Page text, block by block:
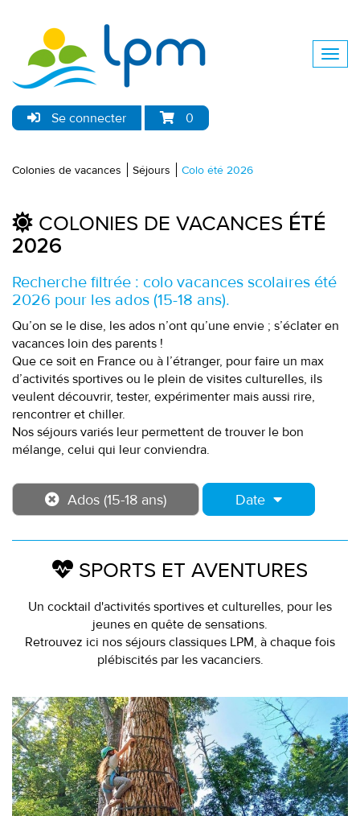
Se connecter 0
Colonies de vacances Séjours Colo été 2026
COLONIES DE VACANCES ÉTÉ
2026
Recherche filtrée : colo vacances scolaires été
2026 pour les ados (15-18 ans).
Qu’on se le dise, les ados n’ont qu’une envie ; s’éclater en
vacances loin des parents !
Que ce soit en France ou à l’étranger, pour faire un max
d’activités sportives ou le plein de visites culturelles, ils
veulent découvrir, tester, expérimenter mais aussi rire,
rencontrer et chiller.
Nos séjours variés leur permettent de trouver le bon
mélange, celui qui leur conviendra.
Ados (15-18 ans) Date
SPORTS ET AVENTURES
Un cocktail d'activités sportives et culturelles, pour les
jeunes en quête de sensations.
Retrouvez ici nos séjours classiques LPM, à chaque fois
plébiscités par les vacanciers.